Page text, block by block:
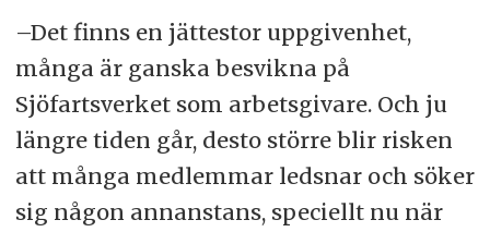
–Det finns en jättestor uppgivenhet,
många är ganska besvikna på
Sjöfartsverket som arbetsgivare. Och ju
längre tiden går, desto större blir risken
att många medlemmar ledsnar och söker
sig någon annanstans, speciellt nu när